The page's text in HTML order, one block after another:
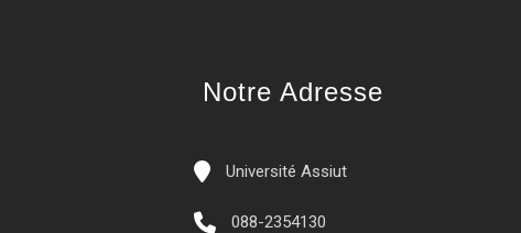
Notre Adresse
Université Assiut
088-2354130